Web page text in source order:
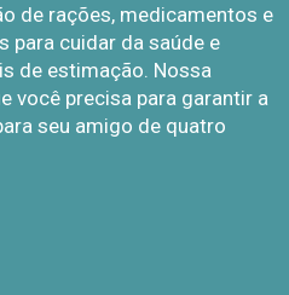
de rações, medicamentos e
para cuidar da saúde e
de estimação. Nossa
você precisa para garantir a
seu amigo de quatro